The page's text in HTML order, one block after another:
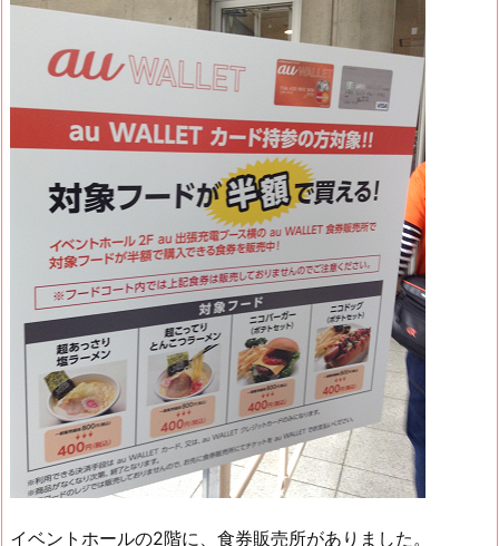
イベントホールの2階に、食券販売所がありました。